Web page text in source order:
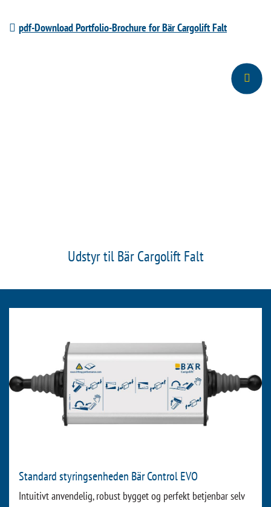
pdf-Download Portfolio-Brochure for Bär Cargolift Falt
Udstyr til Bär Cargolift Falt
Standard styringsenheden Bär Control EVO
Intuitivt anvendelig, robust bygget og perfekt betjenbar selv